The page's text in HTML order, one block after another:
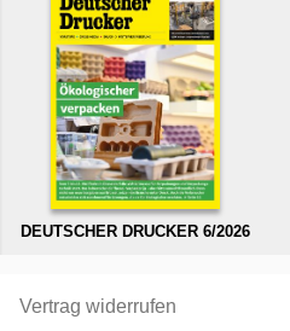
DEUTSCHER DRUCKER 6/2026
Vertrag widerrufen